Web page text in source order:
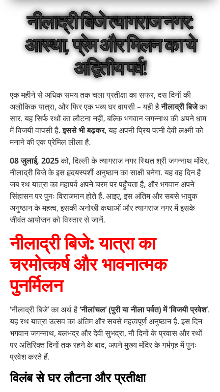
नीलाद्री बिजे त्यागराज नगर:
आस्था, प्रेम और मिलन का ये
अद्वितीय पर्व!
एक महीने से अधिक समय तक चला प्रतीक्षा का सफर, दस दिनों की
अलौकिक यात्रा, और फिर एक भव्य घर वापसी – यही हैनीलाद्री बिजेका
सार. यह सिर्फ रथों का लौटना नहीं, बल्कि भगवान जगन्नाथ की अपने धाम
में विजयी वापसी है.इससे भी बढ़कर, यह अपनी प्रिय पत्नी देवी लक्ष्मी को
मनाने की एक प्रेमिल लीला है.
08 जुलाई, 2025को, दिल्ली के त्यागराज नगर स्थित श्री जगन्नाथ मंदिर,
नीलाद्री बिजे के इस हृदयस्पर्शी अनुष्ठान का साक्षी बनेगा. यह वह दिन है
जब रथ यात्रा का महापर्व अपने चरम पर पहुँचता है, और भगवान अपने
सिंहासन पर पुनः विराजमान होते हैं. आइए, इस अंतिम और सबसे भावुक
अनुष्ठान के महत्व, इसकी अनोखी कथाओं और त्यागराज नगर में इसके
जीवंत आयोजन को विस्तार से जानें.
नीलाद्री बिजे: यात्रा का
चरमोत्कर्ष और भावनात्मक
पुनर्मिलन
‘नीलाद्री बिजे’ का अर्थ है‘नीलांचल’ (पुरी या नीला पर्वत) में ‘विजयी प्रवेश’.
यह रथ यात्रा उत्सव का अंतिम और सबसे महत्वपूर्ण अनुष्ठान है. इस दिन
भगवान जगन्नाथ, बलभद्र और देवी सुभद्रा, नौ दिनों के प्रवास और रथों
पर अतिरिक्त दिनों तक रहने के बाद, अपने मुख्य मंदिर के गर्भगृह में पुनः
प्रवेश करते हैं.
विलंब से घर लौटना और प्रतीक्षा